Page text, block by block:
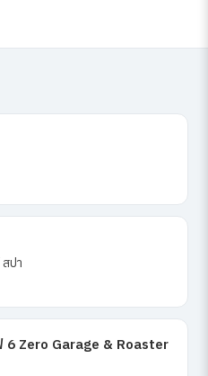
ปา
6 Zero Garage & Roaster